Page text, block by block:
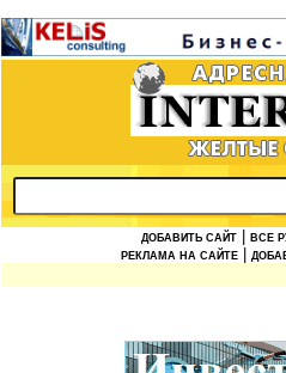
ДОБАВИТЬ САЙТ ВСЕ
РЕКЛАМА НА САЙТЕ